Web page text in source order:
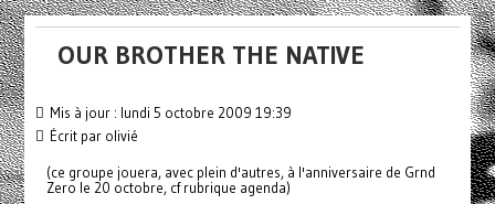
OUR BROTHER THE NATIVE
Mis à jour : lundi 5 octobre 2009 19:39
Écrit par olivié
(ce groupe jouera, avec plein d'autres, à l'anniversaire de Grnd
Zero le 20 octobre, cf rubrique agenda)